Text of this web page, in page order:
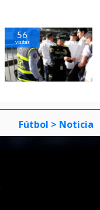
56
visitas
Fútbol > Noticia